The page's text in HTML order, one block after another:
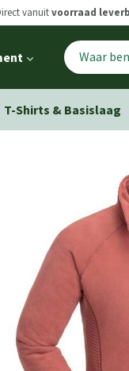
vanuitvoorraad
T-Shirts & Basislaag